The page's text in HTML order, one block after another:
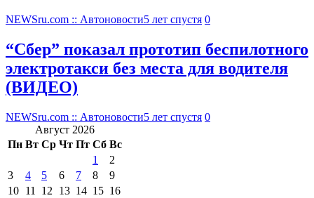
NEWSru.com :: Автоновости5 лет спустя 0
“Сбер” показал прототип беспилотного
электротакси без места для водителя
(ВИДЕО)
NEWSru.com :: Автоновости5 лет спустя 0
Август 2026
Пн Вт Ср Чт Пт Сб Вс
1
2
3
4 5 6 7 8
9
10 11 12 13 14 15 16